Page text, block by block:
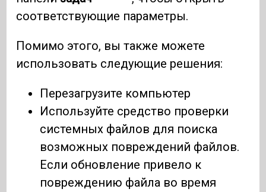
соответствующие параметры.
Помимо этого, вы также можете
использовать следующие решения:
Перезагрузите компьютер
Используйте средство проверки
системных файлов для поиска
возможных повреждений файлов.
Если обновление привело к
повреждению файла во время